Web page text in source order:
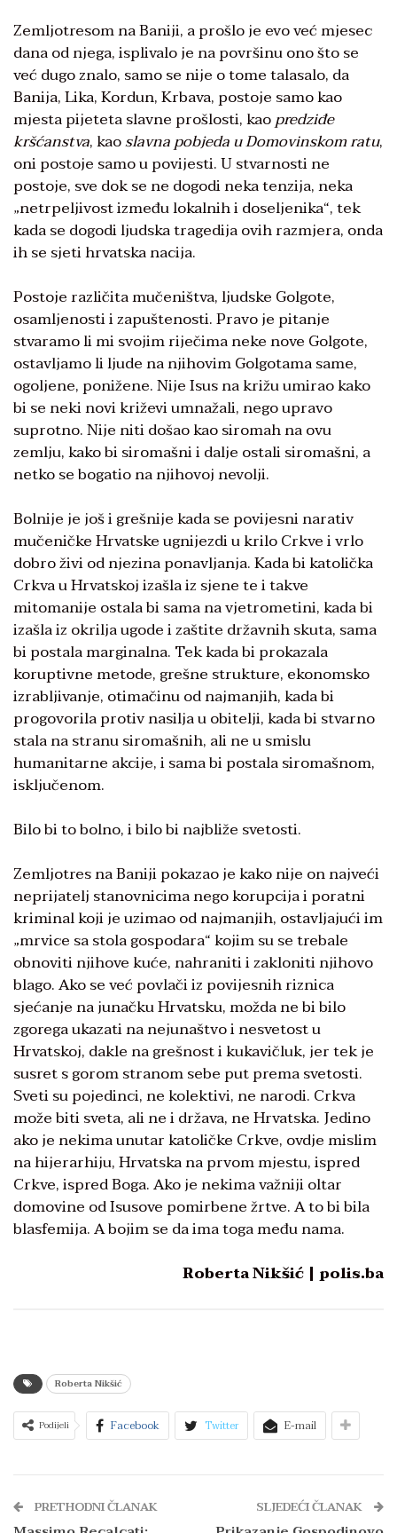
Zemljotresom na Baniji, a prošlo je evo već mjesec
dana od njega, isplivalo je na površinu ono što se
već dugo znalo, samo se nije o tome talasalo, da
Banija, Lika, Kordun, Krbava, postoje samo kao
mjesta pijeteta slavne prošlosti, kaopredziđe
kršćanstva, kaoslavna pobjeda u Domovinskom ratu,
oni postoje samo u povijesti. U stvarnosti ne
postoje, sve dok se ne dogodi neka tenzija, neka
„netrpeljivost između lokalnih i doseljenika“, tek
kada se dogodi ljudska tragedija ovih razmjera, onda
ih se sjeti hrvatska nacija.
Postoje različita mučeništva, ljudske Golgote,
osamljenosti i zapuštenosti. Pravo je pitanje
stvaramo li mi svojim riječima neke nove Golgote,
ostavljamo li ljude na njihovim Golgotama same,
ogoljene, ponižene. Nije Isus na križu umirao kako
bi se neki novi križevi umnažali, nego upravo
suprotno. Nije niti došao kao siromah na ovu
zemlju, kako bi siromašni i dalje ostali siromašni, a
netko se bogatio na njihovoj nevolji.
Bolnije je još i grešnije kada se povijesni narativ
mučeničke Hrvatske ugnijezdi u krilo Crkve i vrlo
dobro živi od njezina ponavljanja. Kada bi katolička
Crkva u Hrvatskoj izašla iz sjene te i takve
mitomanije ostala bi sama na vjetrometini, kada bi
izašla iz okrilja ugode i zaštite državnih skuta, sama
bi postala marginalna. Tek kada bi prokazala
koruptivne metode, grešne strukture, ekonomsko
izrabljivanje, otimačinu od najmanjih, kada bi
progovorila protiv nasilja u obitelji, kada bi stvarno
stala na stranu siromašnih, ali ne u smislu
humanitarne akcije, i sama bi postala siromašnom,
isključenom.
Bilo bi to bolno, i bilo bi najbliže svetosti.
Zemljotres na Baniji pokazao je kako nije on najveći
neprijatelj stanovnicima nego korupcija i poratni
kriminal koji je uzimao od najmanjih, ostavljajući im
„mrvice sa stola gospodara“ kojim su se trebale
obnoviti njihove kuće, nahraniti i zakloniti njihovo
blago. Ako se već povlači iz povijesnih riznica
sjećanje na junačku Hrvatsku, možda ne bi bilo
zgorega ukazati na nejunaštvo i nesvetost u
Hrvatskoj, dakle na grešnost i kukavičluk, jer tek je
susret s gorom stranom sebe put prema svetosti.
Sveti su pojedinci, ne kolektivi, ne narodi. Crkva
može biti sveta, ali ne i država, ne Hrvatska. Jedino
ako je nekima unutar katoličke Crkve, ovdje mislim
na hijerarhiju, Hrvatska na prvom mjestu, ispred
Crkve, ispred Boga. Ako je nekima važniji oltar
domovine od Isusove pomirbene žrtve. A to bi bila
blasfemija. A bojim se da ima toga među nama.
Roberta Nikšić | polis.ba
Roberta Nikšić
Podijeli Facebook Twitter E-mail
PRETHODNI ČLANAK SLJEDEĆI ČLANAK